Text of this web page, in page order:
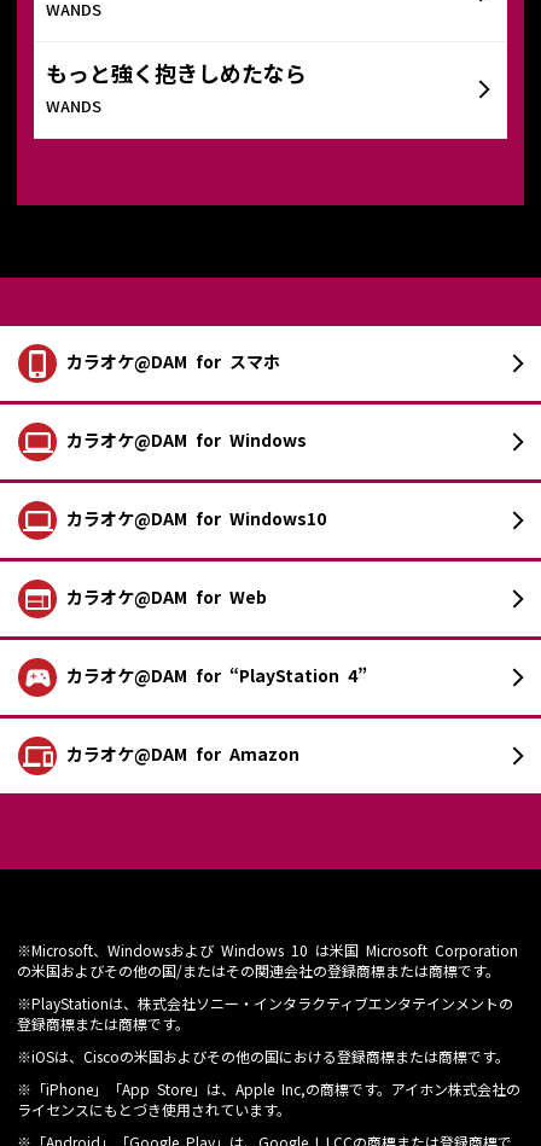
WANDS
もっと強く抱きしめたなら
WANDS
カラオケ@DAM for スマホ
カラオケ@DAM for Windows
カラオケ@DAM for Windows10
カラオケ@DAM for Web
カラオケ@DAM for “PlayStation 4”
カラオケ@DAM for Amazon
※Microsoft、Windowsおよび Windows 10 は米国 Microsoft Corporation
の米国およびその他の国/またはその関連会社の登録商標または商標です。
※PlayStationは、株式会社ソニー・インタラクティブエンタテインメントの
登録商標または商標です。
※iOSは、Ciscoの米国およびその他の国における登録商標または商標です。
※「iPhone」「App Store」は、Apple Inc,の商標です。アイホン株式会社の
ライセンスにもとづき使用されています。